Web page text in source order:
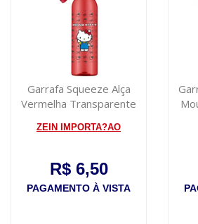
Garrafa Squeeze Alça
Vermelha Transparente
ZEIN IMPORTA?AO
R$ 6,50
PAGAMENTO À VISTA